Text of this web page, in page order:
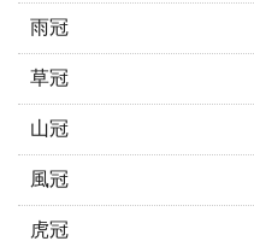
雨冠
草冠
山冠
風冠
虎冠